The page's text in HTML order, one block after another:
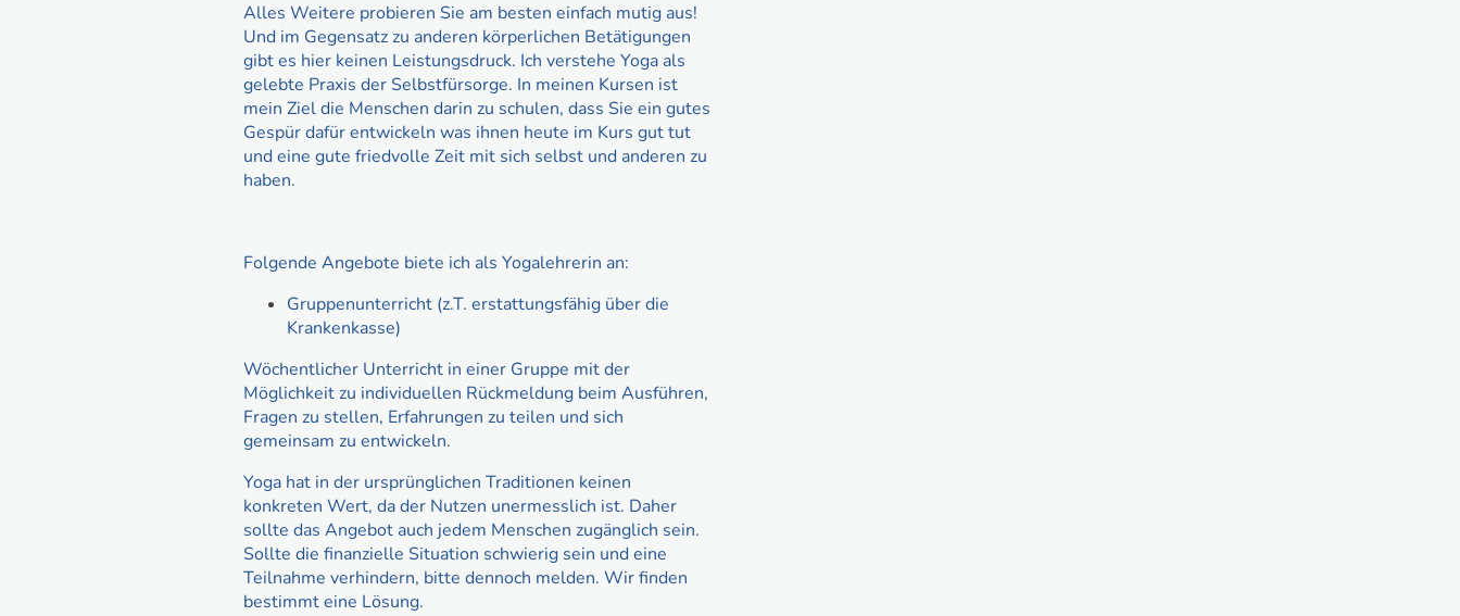
Alles Weitere probieren Sie am besten einfach mutig aus!
Und im Gegensatz zu anderen körperlichen Betätigungen
gibt es hier keinen Leistungsdruck. Ich verstehe Yoga als
gelebte Praxis der Selbstfürsorge. In meinen Kursen ist
mein Ziel die Menschen darin zu schulen, dass Sie ein gutes
Gespür dafür entwickeln was ihnen heute im Kurs gut tut
und eine gute friedvolle Zeit mit sich selbst und anderen zu
haben.
Folgende Angebote biete ich als Yogalehrerin an:
Gruppenunterricht (z.T. erstattungsfähig über die
Krankenkasse)
Wöchentlicher Unterricht in einer Gruppe mit der
Möglichkeit zu individuellen Rückmeldung beim Ausführen,
Fragen zu stellen, Erfahrungen zu teilen und sich
gemeinsam zu entwickeln.
Yoga hat in der ursprünglichen Traditionen keinen
konkreten Wert, da der Nutzen unermesslich ist. Daher
sollte das Angebot auch jedem Menschen zugänglich sein.
Sollte die finanzielle Situation schwierig sein und eine
Teilnahme verhindern, bitte dennoch melden. Wir finden
bestimmt eine Lösung.